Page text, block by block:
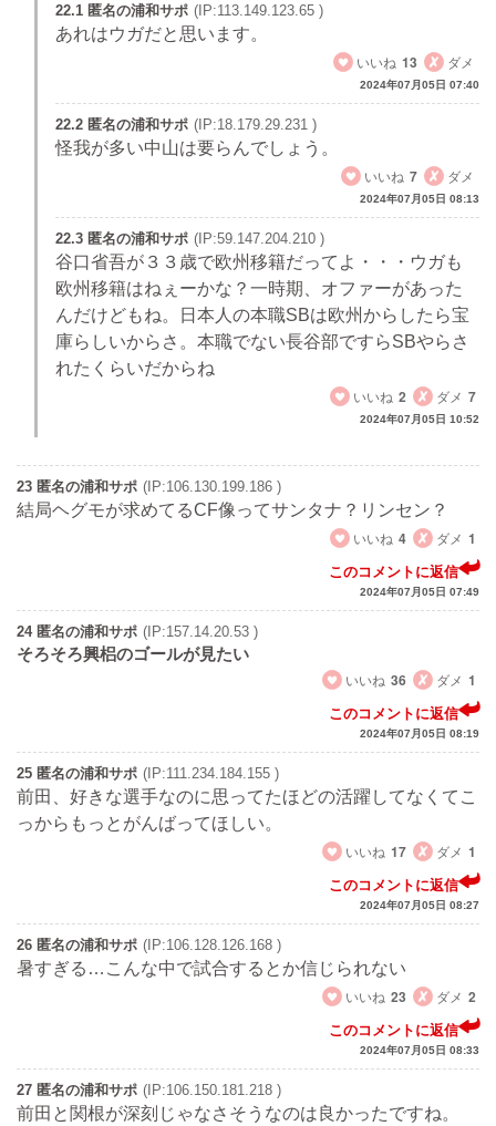
22.1 匿名の浦和サポ (IP:113.149.123.65 )
あれはウガだと思います。
いいね 13 ダメ
2024年07月05日 07:40
22.2 匿名の浦和サポ (IP:18.179.29.231 )
怪我が多い中山は要らんでしょう。
いいね 7 ダメ
2024年07月05日 08:13
22.3 匿名の浦和サポ (IP:59.147.204.210 )
谷口省吾が３３歳で欧州移籍だってよ・・・ウガも
欧州移籍はねぇーかな？一時期、オファーがあった
んだけどもね。日本人の本職SBは欧州からしたら宝
庫らしいからさ。本職でない長谷部ですらSBやらさ
れたくらいだからね
いいね 2 ダメ 7
2024年07月05日 10:52
23 匿名の浦和サポ (IP:106.130.199.186 )
結局ヘグモが求めてるCF像ってサンタナ？リンセン？
いいね 4 ダメ 1
このコメントに返信
2024年07月05日 07:49
24 匿名の浦和サポ (IP:157.14.20.53 )
そろそろ興梠のゴールが見たい
いいね 36 ダメ 1
このコメントに返信
2024年07月05日 08:19
25 匿名の浦和サポ (IP:111.234.184.155 )
前田、好きな選手なのに思ってたほどの活躍してなくてこ
っからもっとがんばってほしい。
いいね 17 ダメ 1
このコメントに返信
2024年07月05日 08:27
26 匿名の浦和サポ (IP:106.128.126.168 )
暑すぎる…こんな中で試合するとか信じられない
いいね 23 ダメ 2
このコメントに返信
2024年07月05日 08:33
27 匿名の浦和サポ (IP:106.150.181.218 )
前田と関根が深刻じゃなさそうなのは良かったですね。